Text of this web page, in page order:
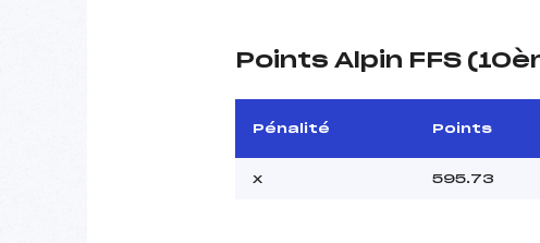
Points Alpin FFS
Pénalité Points
x 595.73